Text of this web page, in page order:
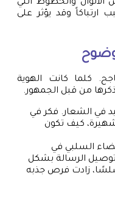
والخطوط التي
وقد يؤثر على
كلما كانت الهوية
من قبل الجمهور.
في الشعار. فكر في
كيف تكون
السلبي في
الرسالة بشكل
زادت فرص جذبه